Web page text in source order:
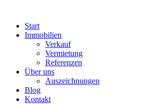
Start
Immobilien
Verkauf
Vermietung
Referenzen
Über uns
Auszeichnungen
Blog
Kontakt